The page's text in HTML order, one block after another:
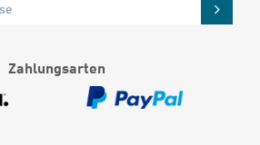
Zahlungsarten